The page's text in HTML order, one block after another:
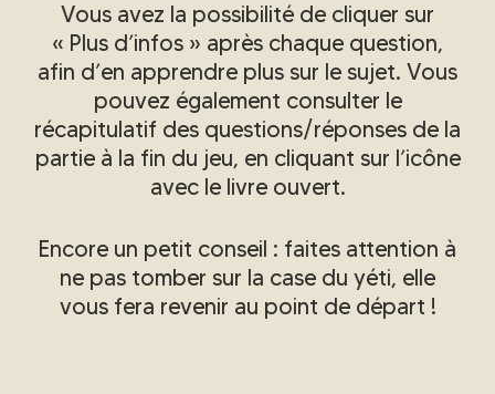
Vous avez la possibilité de cliquer sur
« Plus d’infos » après chaque question,
afin d’en apprendre plus sur le sujet. Vous
pouvez également consulter le
récapitulatif des questions/réponses de la
partie à la fin du jeu, en cliquant sur l’icône
avec le livre ouvert.
Encore un petit conseil : faites attention à
ne pas tomber sur la case du yéti, elle
vous fera revenir au point de départ !